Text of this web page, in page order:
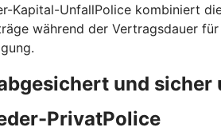
Kapital-UnfallPolice kombiniert
während der Vertragsdauer
und sicher
PrivatPolice